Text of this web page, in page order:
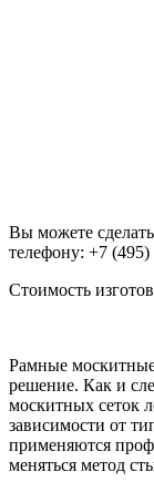
Вы можете
телефону: +7
Стоимость
Рамные москитные
решение. Как и
москитных сеток
зависимости от
применяются
меняться метод